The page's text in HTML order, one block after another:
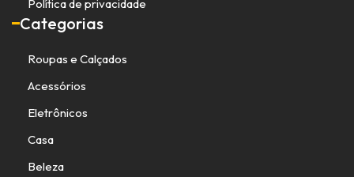
Política de privacidade
Categorias
Roupas e Calçados
Acessórios
Eletrônicos
Casa
Beleza